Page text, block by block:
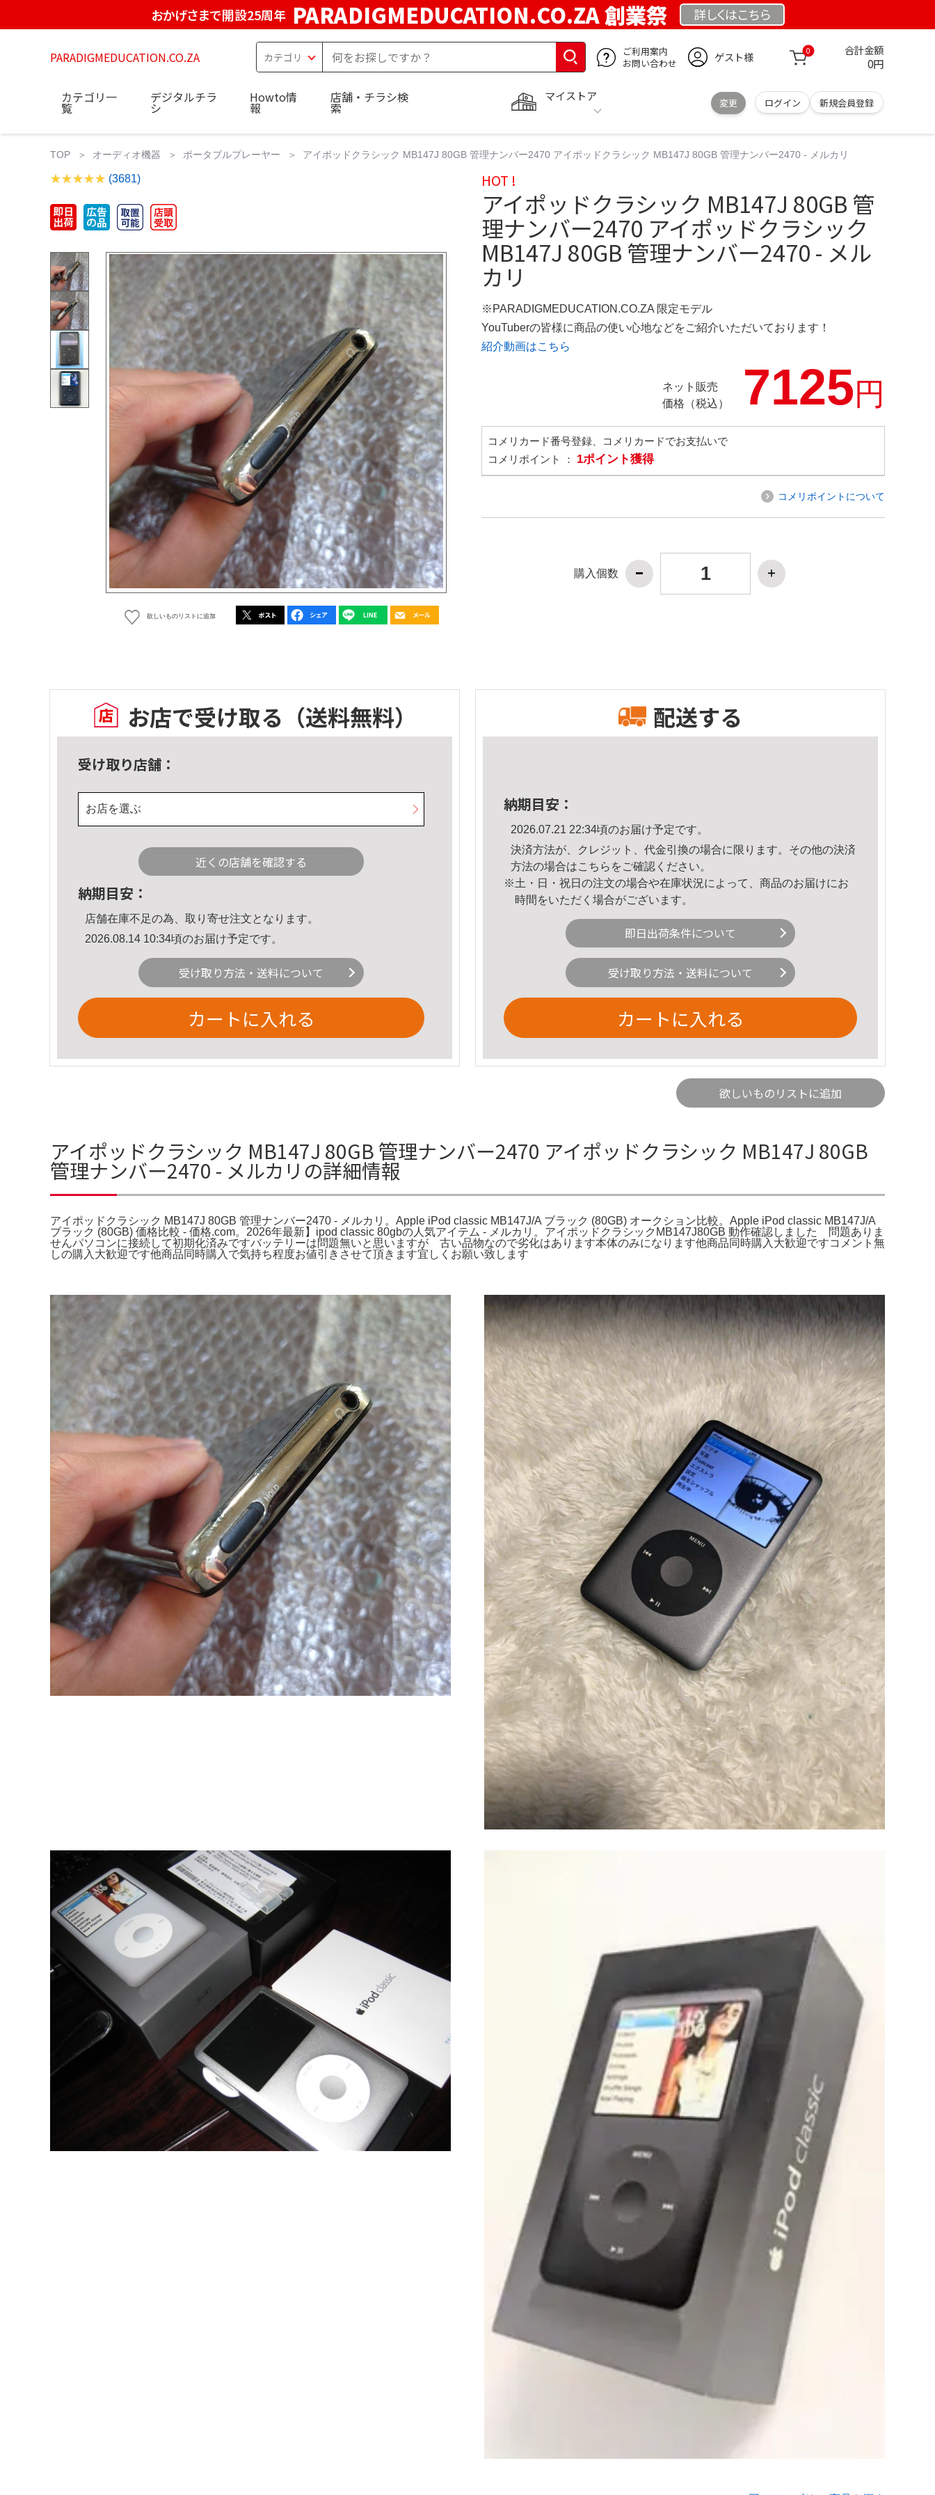
おかげさまで開設25周年 PARADIGMEDUCATION.CO.ZA 創業祭 詳しくはこちら
PARADIGMEDUCATION.CO.ZA
ご利用案内
お問い合わせ
ゲスト様 0 合計金額
0円
マイストア
変更 ログイン 新規会員登録
カテゴリ一
覧
デジタルチラ
シ
Howto情
報
店舗・チラシ検
索
TOP オーディオ機器 ポータブルプレーヤー アイポッドクラシック MB147J 80GB 管理ナンバー2470 アイポッドクラシック MB147J 80GB 管理ナンバー2470 - メルカリ
(3681)
欲しいものリストに追加
HOT !
アイポッドクラシック MB147J 80GB 管
理ナンバー2470 アイポッドクラシック
MB147J 80GB 管理ナンバー2470 - メル
カリ
※PARADIGMEDUCATION.CO.ZA 限定モデル
YouTuberの皆様に商品の使い心地などをご紹介いただいております！
紹介動画はこちら
ネット販売
価格（税込）
7125円
コメリカード番号登録、コメリカードでお支払いで
コメリポイント ： 1ポイント獲得
コメリポイントについて
購入個数
お店で受け取る （送料無料）
受け取り店舗：
お店を選ぶ
近くの店舗を確認する
納期目安：
店舗在庫不足の為、取り寄せ注文となります。
2026.08.14 10:34頃のお届け予定です。
受け取り方法・送料について
カートに入れる
配送する
納期目安：
2026.07.21 22:34頃のお届け予定です。
決済方法が、クレジット、代金引換の場合に限ります。その他の決済
方法の場合はこちら をご確認ください。
※土・日・祝日の注文の場合や在庫状況によって、商品のお届けにお
時間をいただく場合がございます。
即日出荷条件について
受け取り方法・送料について
カートに入れる
欲しいものリストに追加
アイポッドクラシック MB147J 80GB 管理ナンバー2470 アイポッドクラシック MB147J 80GB
管理ナンバー2470 - メルカリの詳細情報
アイポッドクラシック MB147J 80GB 管理ナンバー2470 - メルカリ。Apple iPod classic MB147J/A ブラック (80GB) オークション比較。Apple iPod classic MB147J/A
ブラック (80GB) 価格比較 - 価格.com。2026年最新】ipod classic 80gbの人気アイテム - メルカリ。アイポッドクラシックMB147J80GB 動作確認しました 問題ありま
せんパソコンに接続して初期化済みですバッテリーは問題無いと思いますが 古い品物なので劣化はあります本体のみになります他商品同時購入大歓迎ですコメント無
しの購入大歓迎です他商品同時購入で気持ち程度お値引きさせて頂きます宜しくお願い致します